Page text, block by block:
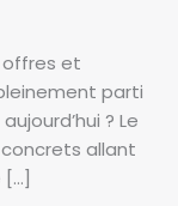
offres et
parti
? Le
allant
[…]